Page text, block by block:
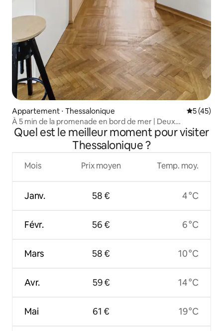
Appartement ⋅ Thessalonique
5 (45)
À 5 min de la promenade en bord de mer | Deux
balcons | Les meilleurs cafés
Quel est le meilleur moment pour visiter
Thessalonique ?
Mois
Janv.
Févr.
Mars
Avr.
Mai
Prix moyen
58 €
56 €
58 €
59 €
61 €
Temp. moy.
4 °C
6 °C
10 °C
14 °C
19 °C